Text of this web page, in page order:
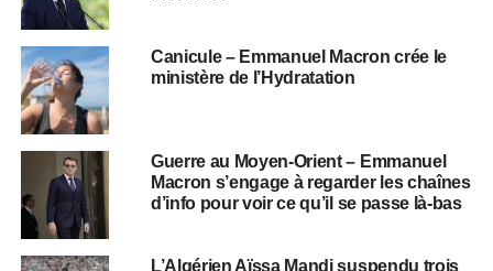
Canicule – Emmanuel Macron crée le
ministère de l’Hydratation
Guerre au Moyen-Orient – Emmanuel
Macron s’engage à regarder les chaînes
d’info pour voir ce qu’il se passe là-bas
L’Algérien Aïssa Mandi suspendu trois